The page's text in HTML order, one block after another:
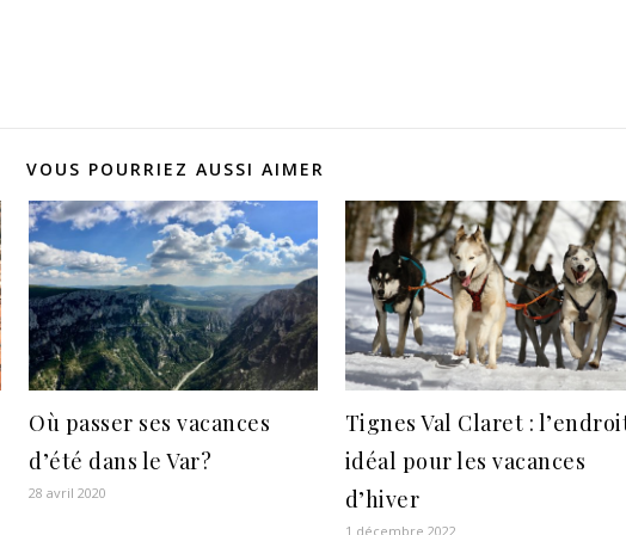
VOUS POURRIEZ AUSSI AIMER
Où passer ses vacances
d’été dans le Var?
28 avril 2020
Tignes Val Claret :
idéal pour les vacances
d’hiver
1 décembre 2022